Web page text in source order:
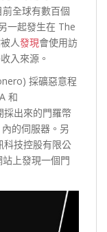
全球有數百個
一起發生在 The
人發現會使用訪
入來源。
採礦惡意程
和
採出來的門羅幣
的伺服器。另
科技控股有限公
上發現一個門